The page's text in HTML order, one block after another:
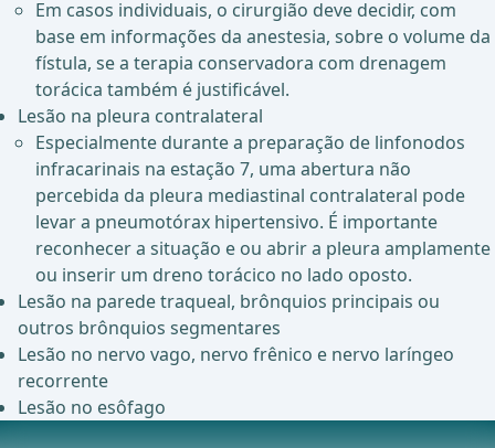
Em casos individuais, o cirurgião deve decidir, com
base em informações da anestesia, sobre o volume da
fístula, se a terapia conservadora com drenagem
torácica também é justificável.
Lesão na pleura contralateral
Especialmente durante a preparação de linfonodos
infracarinais na estação 7, uma abertura não
percebida da pleura mediastinal contralateral pode
levar a pneumotórax hipertensivo. É importante
reconhecer a situação e ou abrir a pleura amplamente
ou inserir um dreno torácico no lado oposto.
Lesão na parede traqueal, brônquios principais ou
outros brônquios segmentares
Lesão no nervo vago, nervo frênico e nervo laríngeo
recorrente
Lesão no esôfago
Complicações pós-operatórias